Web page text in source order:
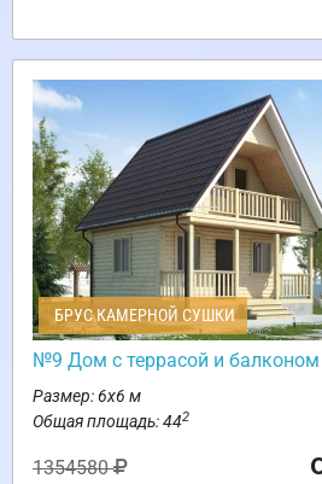
БРУС КАМЕРНОЙ СУШКИ
№9 Дом с террасой и балконом
Размер: 6х6 м
Общая площадь: 442
1354580